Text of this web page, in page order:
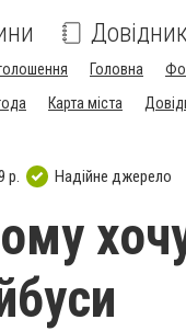
Головна
Карта міста
р. Надійне джерело